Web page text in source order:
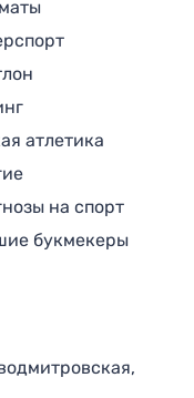
атлетика
на спорт
букмекеры